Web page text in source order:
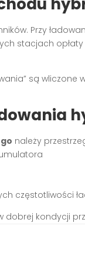
Przy
stacjach
są wliczone
należy
częstotliwości
kondycji